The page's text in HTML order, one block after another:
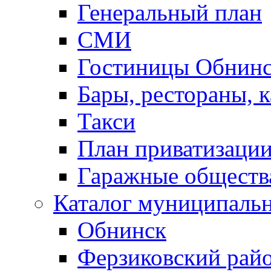
Генеральный план
СМИ
Гостиницы
Бары, рестораны,
Такси
План
Гаражные
Каталог
Обнинск
Ферзиковский